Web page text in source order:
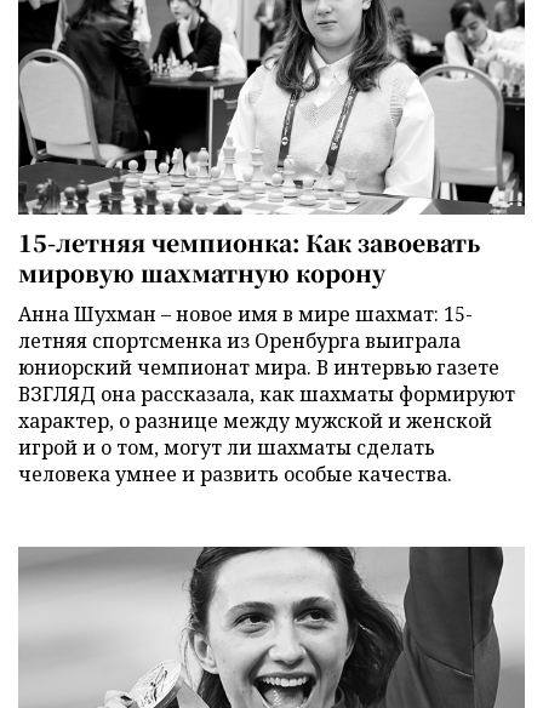
15-летняя чемпионка: Как завоевать
мировую шахматную корону
Анна Шухман – новое имя в мире шахмат: 15-
летняя спортсменка из Оренбурга выиграла
юниорский чемпионат мира. В интервью газете
ВЗГЛЯД она рассказала, как шахматы формируют
характер, о разнице между мужской и женской
игрой и о том, могут ли шахматы сделать
человека умнее и развить особые качества.